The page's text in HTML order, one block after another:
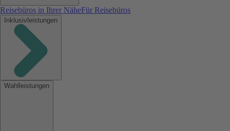
Reisebüros in Ihrer NäheFür Reisebüros
Inklusivleistungen
Wahlleistungen